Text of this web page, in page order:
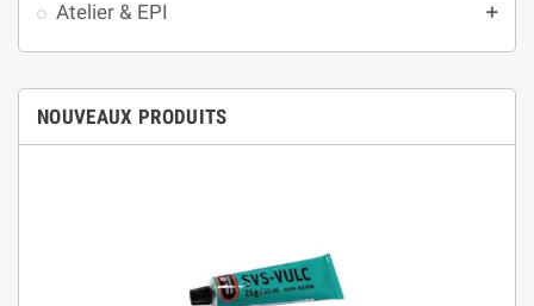
Atelier & EPI add
NOUVEAUX PRODUITS